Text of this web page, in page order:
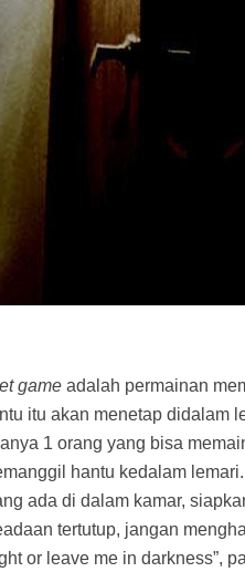
game adalah permainan
itu akan menetap didalam
1 orang yang bisa
hantu kedalam
ada di dalam kamar,
tertutup, jangan
or leave me in darkness”,